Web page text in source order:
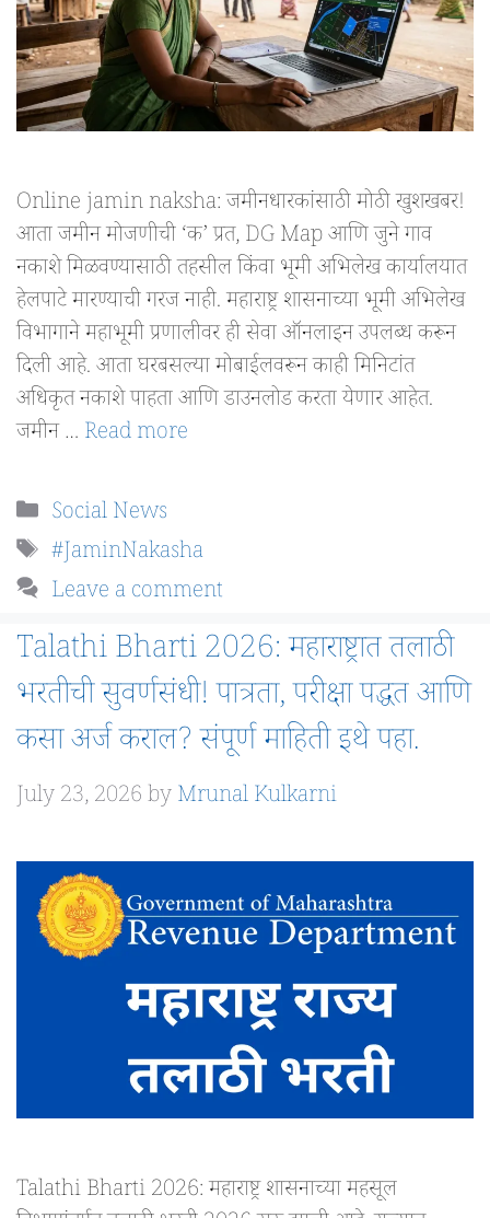
Online jamin naksha: जमीनधारकांसाठी मोठी खुशखबर!
आता जमीन मोजणीची ‘क’ प्रत, DG Map आणि जुने गाव
नकाशे मिळवण्यासाठी तहसील किंवा भूमी अभिलेख कार्यालयात
हेलपाटे मारण्याची गरज नाही. महाराष्ट्र शासनाच्या भूमी अभिलेख
विभागाने महाभूमी प्रणालीवर ही सेवा ऑनलाइन उपलब्ध करून
दिली आहे. आता घरबसल्या मोबाईलवरून काही मिनिटांत
अधिकृत नकाशे पाहता आणि डाउनलोड करता येणार आहेत.
जमीन … Read more
Categories
Social News
Tags
#JaminNakasha
Leave a comment
Talathi Bharti 2026: महाराष्ट्रात तलाठी
भरतीची सुवर्णसंधी! पात्रता, परीक्षा पद्धत आणि
कसा अर्ज कराल? संपूर्ण माहिती इथे पहा.
July 23, 2026byMrunal Kulkarni
Talathi Bharti 2026: महाराष्ट्र शासनाच्या महसूल